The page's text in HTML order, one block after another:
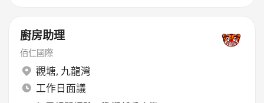
廚房助理
佰仁國際
觀塘, 九龍灣
工作日面議